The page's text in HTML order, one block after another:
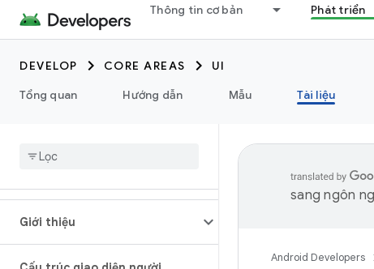
Thông tin cơ bản Phát triển
DEVELOP CORE AREAS
UI
Tổng quan
Hướng dẫn Mẫu Tài liệu
Giới thiệu
sang ngôn
Android Developers